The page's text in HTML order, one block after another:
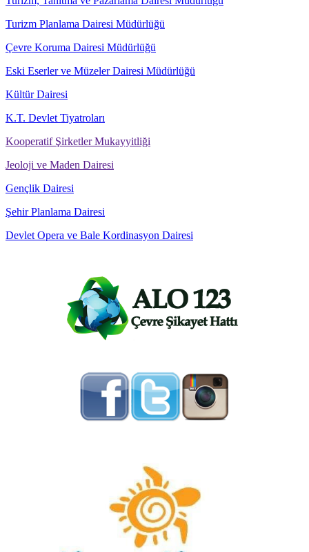
Turizm Planlama Dairesi Müdürlüğü
Çevre Koruma Dairesi Müdürlüğü
Eski Eserler ve Müzeler Dairesi Müdürlüğü
Kültür Dairesi
K.T. Devlet Tiyatroları
Kooperatif Şirketler Mukayyitliği
Jeoloji ve Maden Dairesi
Gençlik Dairesi
Şehir Planlama Dairesi
Devlet Opera ve Bale Kordinasyon Dairesi